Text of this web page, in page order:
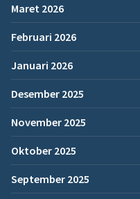
Maret 2026
Februari 2026
Januari 2026
Desember 2025
November 2025
Oktober 2025
September 2025